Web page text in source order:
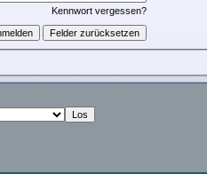
Kennwort vergessen?